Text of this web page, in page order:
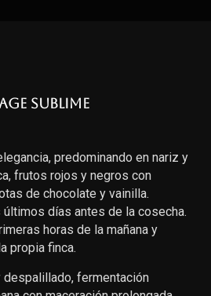
Sublime
predominando en nariz y
frutos rojos y negros con
de chocolate y vainilla.
días antes de la cosecha.
horas de la mañana y
propia finca.
fermentación